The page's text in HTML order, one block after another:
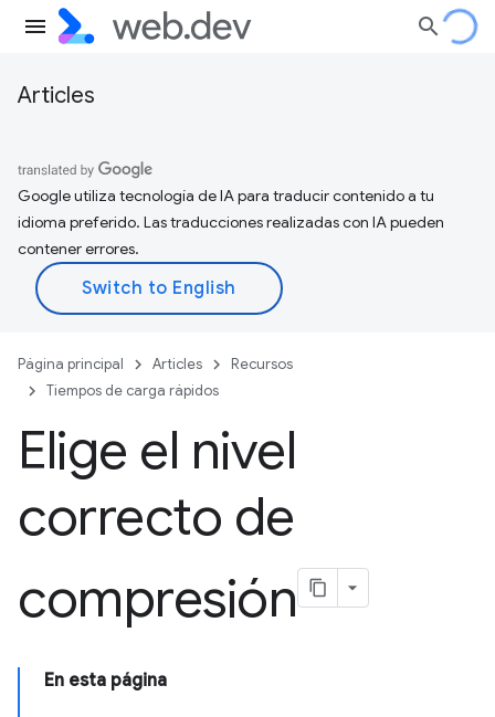
Articles
Google utiliza tecnología de IA para traducir contenido a tu
idioma preferido. Las traducciones realizadas con IA pueden
contener errores.
Página principal Articles
Recursos
Tiempos de carga rápidos
Elige el nivel
correcto de
compresión
En esta página